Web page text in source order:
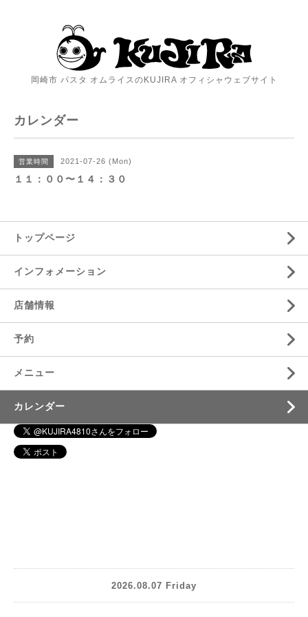
岡崎市 パスタ オムライスのKUJIRA オフィシャウェブサイト
カレンダー
営業時間 2021-07-26 (Mon)
１１：００〜１４：３０
トップページ
インフォメーション
店舗情報
予約
メニュー
カレンダー
2026.08.07 Friday